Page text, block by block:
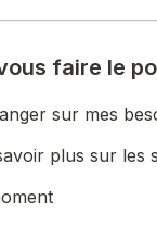
faire le
sur mes
plus sur les